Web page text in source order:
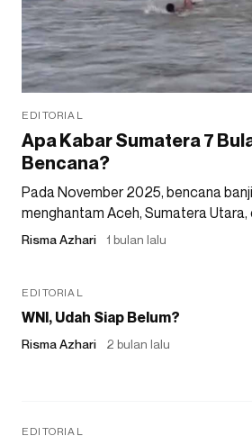
EDITORIAL
Apa Kabar Sumatera 7
Bencana?
Pada November 2025, bencana
menghantam Aceh, Sumatera
Risma Azhari 1 bulan lalu
EDITORIAL
WNI, Udah Siap Belum?
Risma Azhari 2 bulan lalu
EDITORIAL